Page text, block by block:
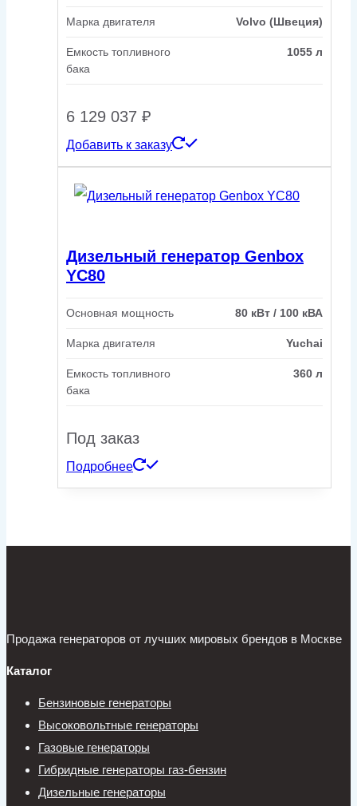
Марка двигателя Volvo (Швеция)
Емкость топливного
бака
1055 л
6 129 037 ₽
Добавить к заказу
Дизельный генератор Genbox
YC80
Основная мощность 80 кВт / 100 кВА
Марка двигателя Yuchai
Емкость топливного
бака
360 л
Под заказ
Подробнее
Продажа генераторов от лучших мировых брендов в Москве
Каталог
Бензиновые генераторы
Высоковольтные генераторы
Газовые генераторы
Гибридные генераторы газ-бензин
Дизельные генераторы